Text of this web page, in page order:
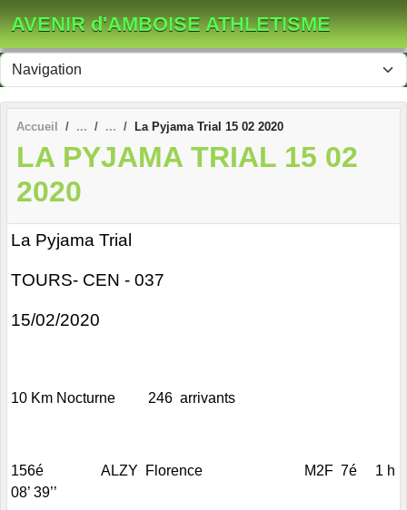
AVENIR d'AMBOISE ATHLETISME
Accueil La Pyjama Trial 15 02 2020
LA PYJAMA TRIAL 15 02
2020
La Pyjama Trial
TOURS- CEN - 037
15/02/2020
10 Km Nocturne 246 arrivants
156é ALZY Florence M2F 7é 1 h
08’ 39’’